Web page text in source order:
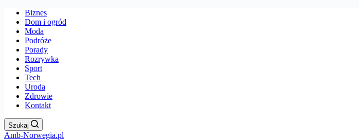
Biznes
Dom i ogród
Moda
Podróże
Porady
Rozrywka
Sport
Tech
Uroda
Zdrowie
Kontakt
Szukaj
Amb-Norwegia.pl